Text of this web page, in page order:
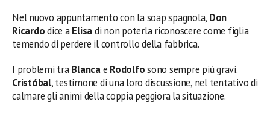
Nel nuovo appuntamento con la soap spagnola, Don
Ricardodice aElisadi non poterla riconoscere come figlia
temendo di perdere il controllo della fabbrica.
I problemi traBlancae Rodolfosono sempre più gravi.
Cristóbal, testimone di una loro discussione, nel tentativo di
calmare gli animi della coppia peggiora la situazione.